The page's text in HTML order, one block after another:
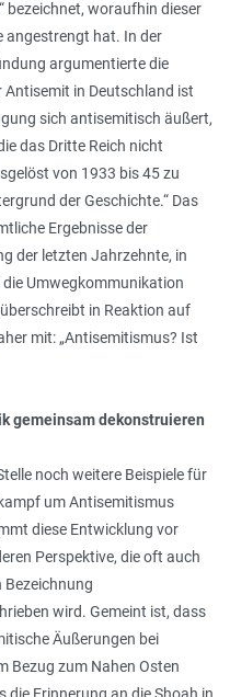
“ bezeichnet, woraufhin dieser
angestrengt hat. In der
argumentierte die
Antisemit in Deutsch­land ist
sich antisemitisch äußert,
das Dritte Reich nicht
von 1933 bis 45 zu
der Geschichte.“ Das
Ergebnisse der
der letzten Jahrzehnte, in
Umwegkommunikation
in Reaktion auf
mit: „Antisemitismus? Ist
gemeinsam dekonstruieren
noch weitere Beispiele für
um Antisemitismus
diese Entwicklung vor
Perspektive, die oft auch
wird. Gemeint ist, dass
Äußerungen bei
Bezug zum Nahen Osten
die Erinnerung an die Shoah in